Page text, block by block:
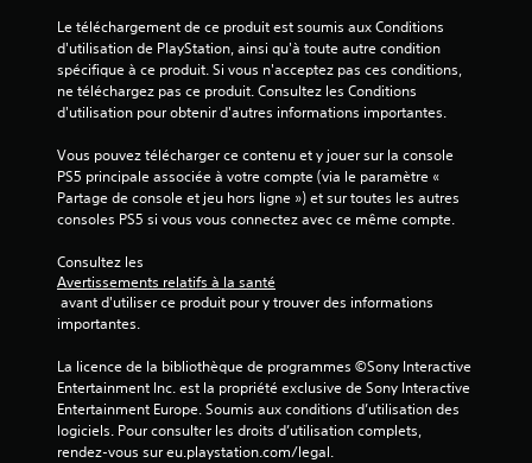
a
v
i
s
Le téléchargement de ce produit est soumis aux Conditions
d'utilisation de PlayStation, ainsi qu'à toute autre condition
spécifique à ce produit. Si vous n'acceptez pas ces conditions,
ne téléchargez pas ce produit. Consultez les Conditions
d'utilisation pour obtenir d'autres informations importantes.
Vous pouvez télécharger ce contenu et y jouer sur la console
PS5 principale associée à votre compte (via le paramètre «
Partage de console et jeu hors ligne ») et sur toutes les autres
consoles PS5 si vous vous connectez avec ce même compte.
Consultez les
Avertissements relatifs à la santé
importantes.
La licence de la bibliothèque de programmes ©Sony Interactive
Entertainment Inc. est la propriété exclusive de Sony Interactive
Entertainment Europe. Soumis aux conditions d’utilisation des
logiciels. Pour consulter les droits d’utilisation complets,
rendez-vous sur eu.playstation.com/legal.